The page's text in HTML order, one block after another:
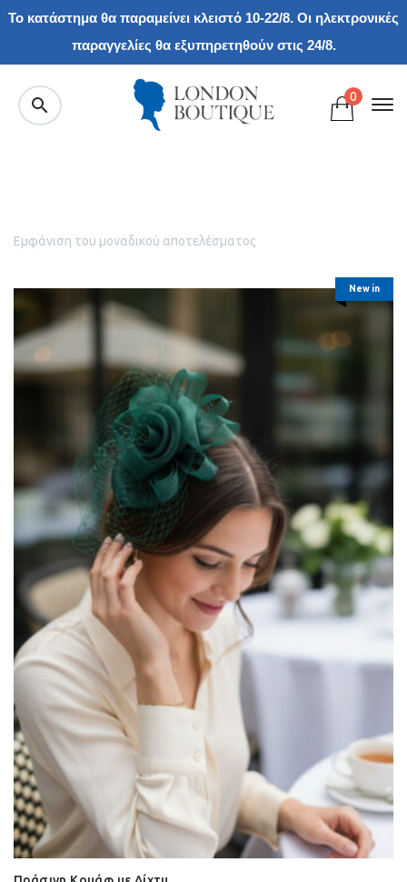
Το κατάστημα θα παραμείνει κλειστό 10-22/8. Οι ηλεκτρονικές
παραγγελίες θα εξυπηρετηθούν στις 24/8.
0
Εμφάνιση του μοναδικού αποτελέσματος
New in